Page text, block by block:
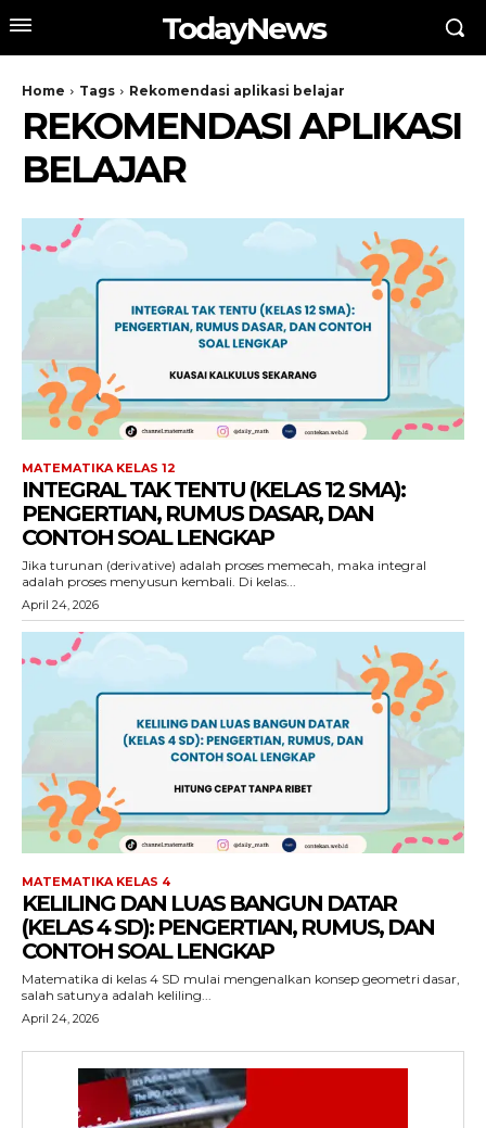
TodayNews
Home Tags Rekomendasi aplikasi belajar
REKOMENDASI APLIKASI
BELAJAR
MATEMATIKA KELAS 12
INTEGRAL TAK TENTU (KELAS 12 SMA):
PENGERTIAN, RUMUS DASAR, DAN
CONTOH SOAL LENGKAP
Jika turunan (derivative) adalah proses memecah, maka integral
adalah proses menyusun kembali. Di kelas...
April 24, 2026
MATEMATIKA KELAS 4
KELILING DAN LUAS BANGUN DATAR
(KELAS 4 SD): PENGERTIAN, RUMUS, DAN
CONTOH SOAL LENGKAP
Matematika di kelas 4 SD mulai mengenalkan konsep geometri dasar,
salah satunya adalah keliling...
April 24, 2026